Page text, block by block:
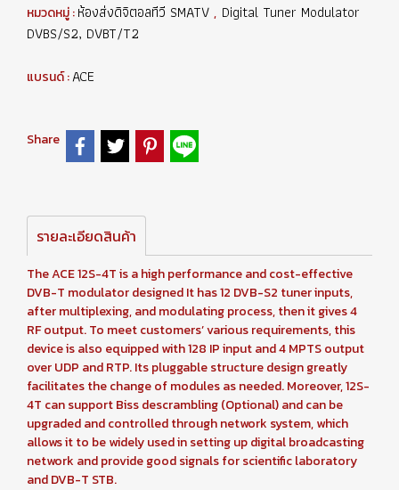
หมวดหมู่ :ห้องส่งดิจิตอลทีวี SMATV , Digital Tuner Modulator
DVBS/S2, DVBT/T2
แบรนด์ :ACE
Share
รายละเอียดสินค้า
The ACE 12S-4T is a high performance and cost-effective
DVB-T modulator designed It has 12 DVB-S2 tuner inputs,
after multiplexing, and modulating process, then it gives 4
RF output. To meet customers’ various requirements, this
device is also equipped with 128 IP input and 4 MPTS output
over UDP and RTP. Its pluggable structure design greatly
facilitates the change of modules as needed. Moreover, 12S-
4T can support Biss descrambling (Optional) and can be
upgraded and controlled through network system, which
allows it to be widely used in setting up digital broadcasting
network and provide good signals for scientific laboratory
and DVB-T STB.